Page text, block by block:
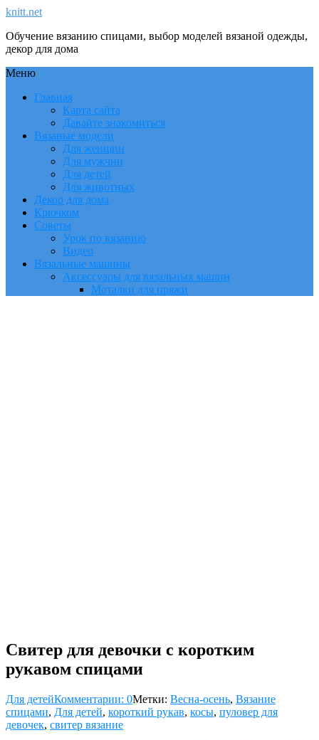
knitt.net
Обучение вязанию спицами, выбор моделей вязаной одежды,
декор для дома
Меню
Главная
Карта сайта
Давайте знакомиться
Вязаные модели
Для женщин
Для мужчин
Для детей
Для животных
Декор для дома
Крючком
Советы
Урок по вязанию
Видео
Вязальные машины
Аксессуары для вязальных машин
Моталки для пряжи
Свитер для девочки с коротким
рукавом спицами
Для детейКомментарии: 0Метки: Весна-осень, Вязание
спицами, Для детей, короткий рукав, косы, пуловер для
девочек, свитер вязание